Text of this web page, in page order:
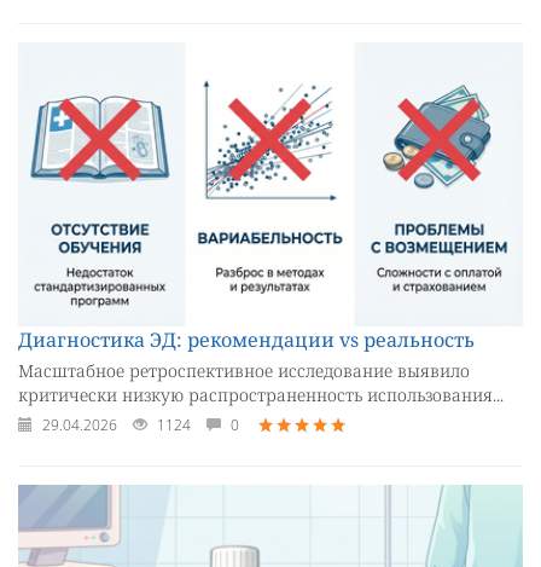
Диагностика ЭД: рекомендации vs реальность
Масштабное ретроспективное исследование выявило
критически низкую распространенность использования...
29.04.2026 1124 0